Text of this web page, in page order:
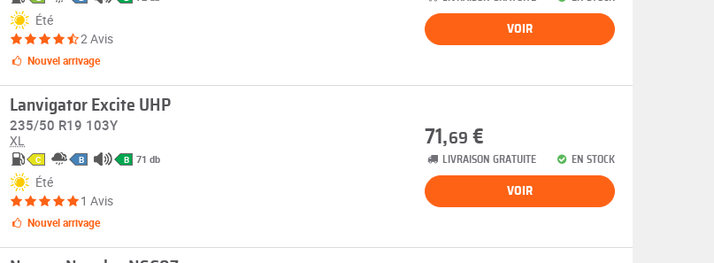
Été
2 Avis
Nouvel arrivage
VOIR
Lanvigator Excite UHP
235/50 R19 103Y
XL
C B B 71 db
Été
1 Avis
Nouvel arrivage
71,69 €
LIVRAISON GRATUITE EN STOCK
VOIR